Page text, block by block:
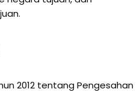
2012 tentang Pengesahan